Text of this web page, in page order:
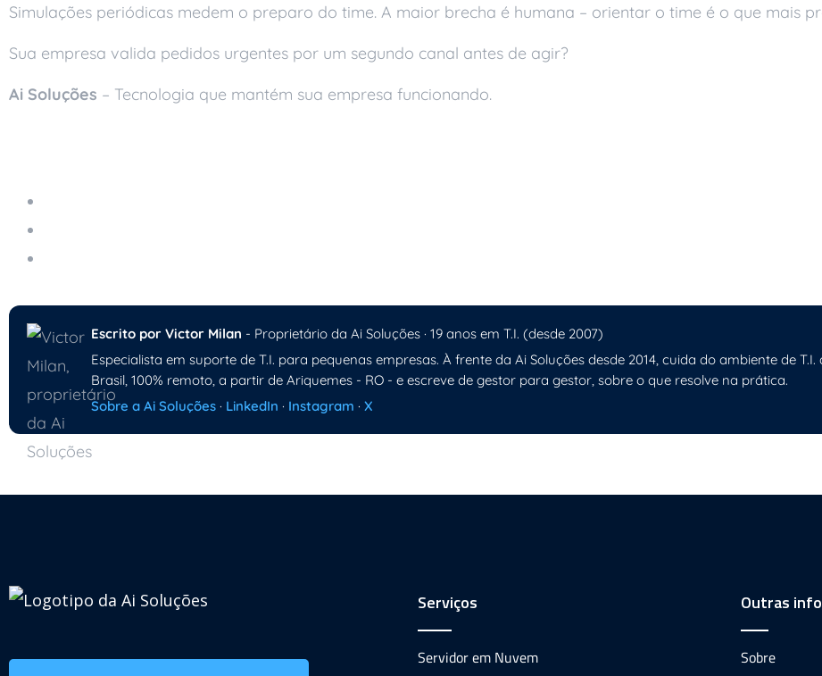
Simulações periódicas medem o preparo do time. A maior brecha é humana – orientar o time é o que mais
Sua empresa valida pedidos urgentes por um segundo canal antes de agir?
Ai Soluções – Tecnologia que mantém sua empresa funcionando.
Escrito por Victor Milan - Proprietário da Ai Soluções · 19 anos em T.I. (desde 2007)
Especialista em suporte de T.I. para pequenas empresas. À frente da Ai Soluções desde 2014, cuida do ambiente de
Brasil, 100% remoto, a partir de Ariquemes - RO - e escreve de gestor para gestor, sobre o que resolve na prática.
Sobre a Ai Soluções · LinkedIn · Instagram · X
Serviços
Servidor em Nuvem
Outras
Sobre